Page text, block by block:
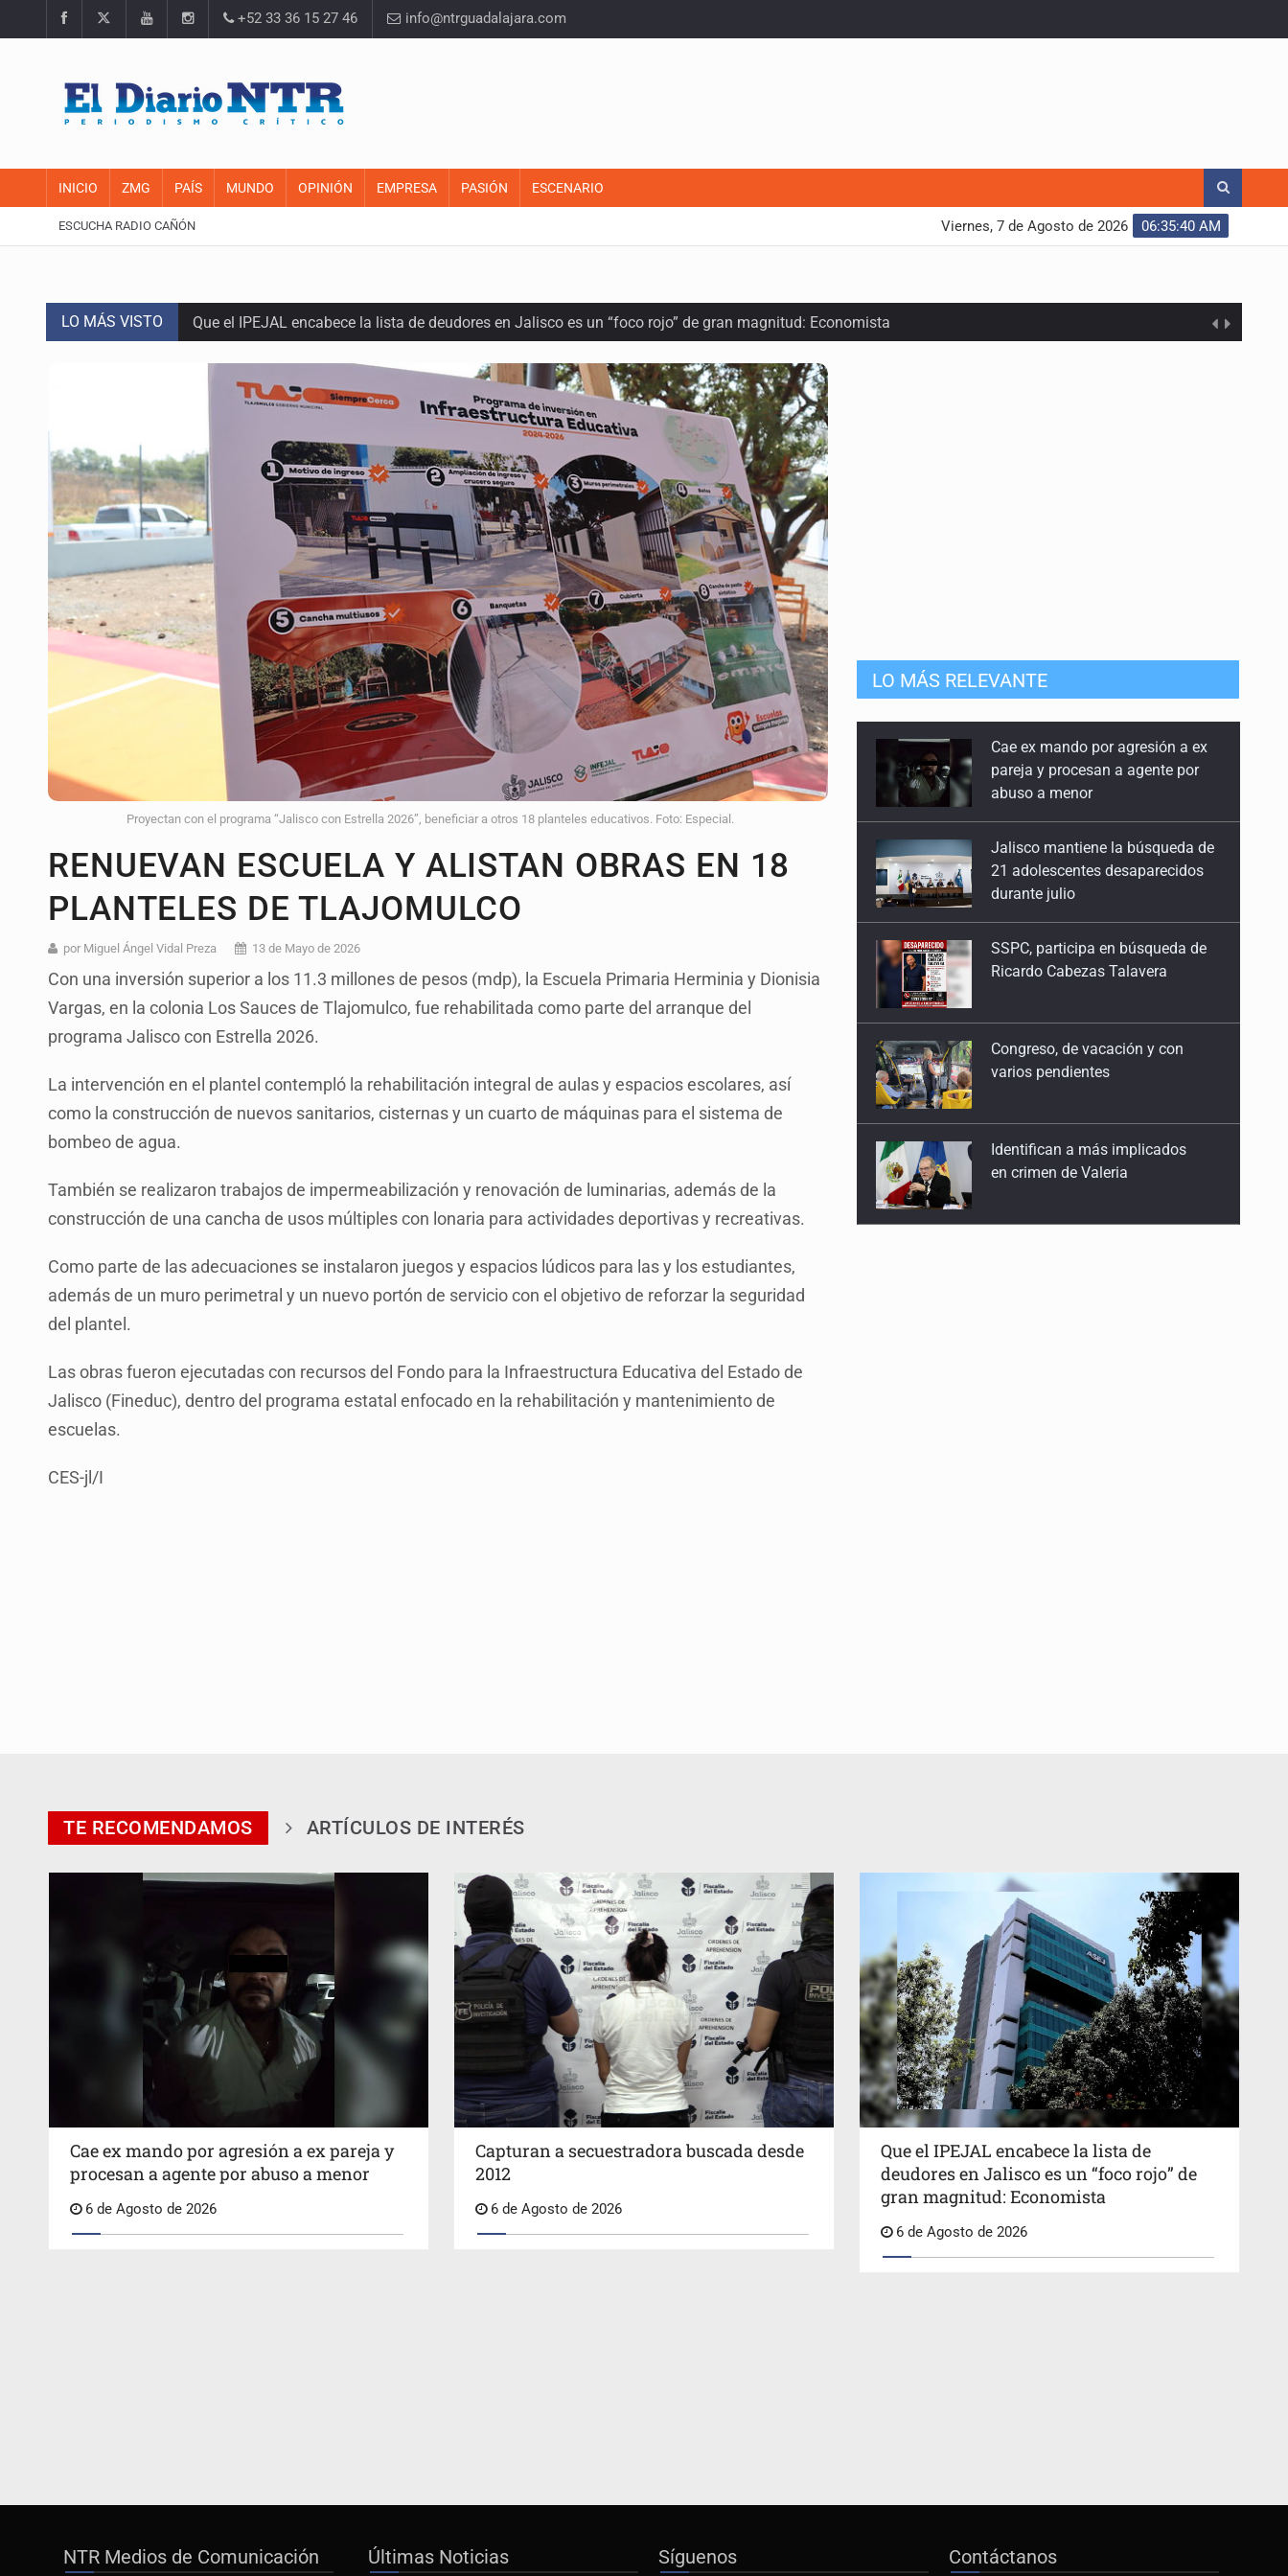
+52 33 36 15 27 46 info@ntrguadalajara.com
INICIO ZMG PAÍS MUNDO OPINIÓN EMPRESA PASIÓN ESCENARIO
ESCUCHA RADIO CAÑÓN 06:35:41 AM
Viernes, 7 de Agosto de 2026
LO MÁS VISTO Que el IPEJAL encabece la lista de deudores en Jalisco es un “foco rojo” de gran magnitud: Economista
Critican inoperancia de la ASEJ para recuperar fondos públicos
Catean centro de fraudes inmobiliarios en Zapopan
Ex policía es detenido por agresión y amenzas contra su pareja
Vecinos de Mirador de San Isidro denuncian tala; IJALVI lo niega
Reporta 627 acciones tras inundación en Balcones de Oblatos
SSPC, participa en búsqueda de Ricardo Cabezas Talavera
Proponen consulta popular por desarrollo de vivienda en Mirador de San Isidro
Identifican a más implicados en crimen de Valeria
Capturan a secuestradora buscada desde 2012
Proyectan con el programa “Jalisco con Estrella 2026”, beneficiar a otros 18 planteles educativos. Foto: Especial.
RENUEVAN ESCUELA Y ALISTAN OBRAS EN 18
PLANTELES DE TLAJOMULCO
por Miguel Ángel Vidal Preza 13 de Mayo de 2026
Con una inversión superior a los 11.3 millones de pesos (mdp), la Escuela Primaria Herminia y Dionisia
Vargas, en la colonia Los Sauces de Tlajomulco, fue rehabilitada como parte del arranque del
programa Jalisco con Estrella 2026.
La intervención en el plantel contempló la rehabilitación integral de aulas y espacios escolares, así
como la construcción de nuevos sanitarios, cisternas y un cuarto de máquinas para el sistema de
bombeo de agua.
También se realizaron trabajos de impermeabilización y renovación de luminarias, además de la
construcción de una cancha de usos múltiples con lonaria para actividades deportivas y recreativas.
Como parte de las adecuaciones se instalaron juegos y espacios lúdicos para las y los estudiantes,
además de un muro perimetral y un nuevo portón de servicio con el objetivo de reforzar la seguridad
del plantel.
Las obras fueron ejecutadas con recursos del Fondo para la Infraestructura Educativa del Estado de
Jalisco (Fineduc), dentro del programa estatal enfocado en la rehabilitación y mantenimiento de
escuelas.
CES-jl/I
LO MÁS RELEVANTEpareja y procesan a agente por
abuso a menor
Jalisco mantiene la búsqueda de
21 adolescentes desaparecidos
durante julio
SSPC, participa en búsqueda de
Ricardo Cabezas Talavera
Congreso, de vacación y con
varios pendientes
Identifican a más implicados
en crimen de Valeria
Capturan en Zapopan a
defraudador de paquetes
TE RECOMENDAMOS ARTÍCULOS DE INTERÉS
Cae ex mando por agresión a ex pareja y
procesan a agente por abuso a menor
6 de Agosto de 2026
Capturan a secuestradora buscada desde
2012
6 de Agosto de 2026
Que el IPEJAL encabece la lista de
deudores en Jalisco es un “foco rojo” de
gran magnitud: Economista
6 de Agosto de 2026
NTR Medios de Comunicación Últimas Noticias Síguenos Contáctanos